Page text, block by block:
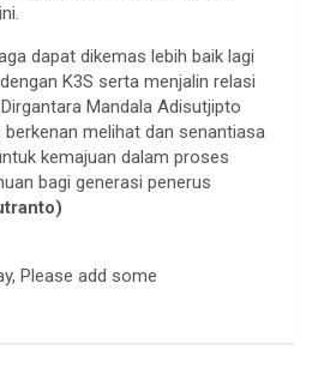
dapat dikemas lebih baik lagi
K3S serta menjalin relasi
Mandala Adisutjipto
melihat dan senantiasa
kemajuan dalam proses
bagi generasi penerus
Please add some